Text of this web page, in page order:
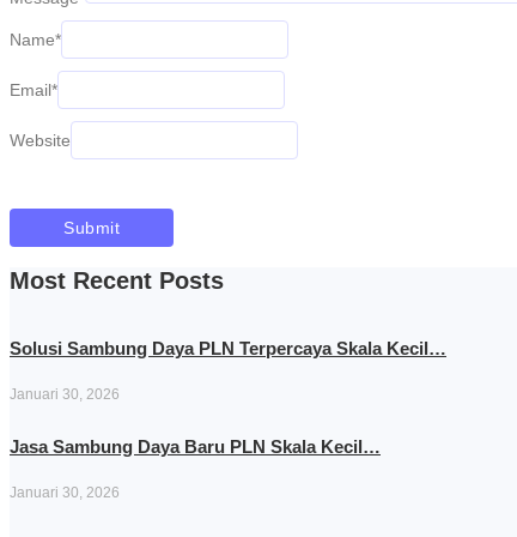
Name*
Email*
Website
Most Recent Posts
Solusi Sambung Daya PLN Terpercaya Skala Kecil…
Januari 30, 2026
Jasa Sambung Daya Baru PLN Skala Kecil…
Januari 30, 2026